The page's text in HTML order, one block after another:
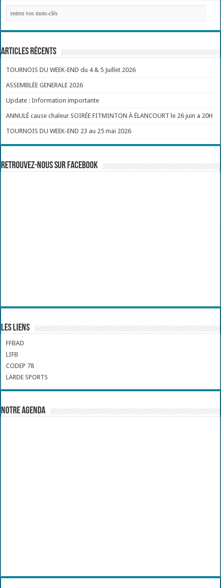
Articles récents
TOURNOIS DU WEEK-END du 4 & 5 Juillet 2026
ASSEMBLÉE GENERALE 2026
Update : Information importante
ANNULÉ cause chaleur SOIRÉE FITMINTON À ÉLANCOURT le 26 juin a 20H
TOURNOIS DU WEEK-END 23 au 25 mai 2026
Retrouvez-nous sur Facebook
Les liens
FFBAD
LIFB
CODEP 78
LARDE SPORTS
Notre Agenda